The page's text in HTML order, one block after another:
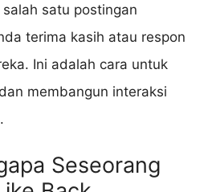
salah satu postingan
terima kasih atau respon
Ini adalah cara untuk
membangun interaksi
Seseorang